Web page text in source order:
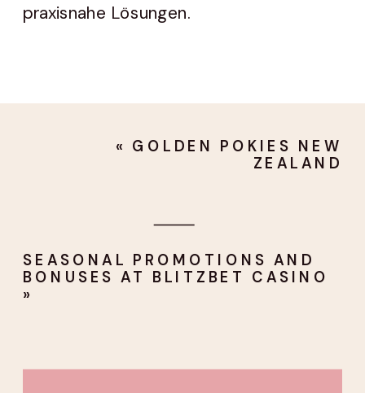
praxisnahe Lösungen.
SEASONAL PROMOTIONS AND
BONUSES AT BLITZBET CASINO
»
« GOLDEN POKIES NEW
ZEALAND